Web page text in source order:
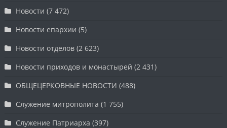
Новости (7 472)
Новости епархии (5)
Новости отделов (2 623)
Новости приходов и монастырей (2 431)
ОБЩЕЦЕРКОВНЫЕ НОВОСТИ (488)
Служение митрополита (1 755)
Служение Патриарха (397)